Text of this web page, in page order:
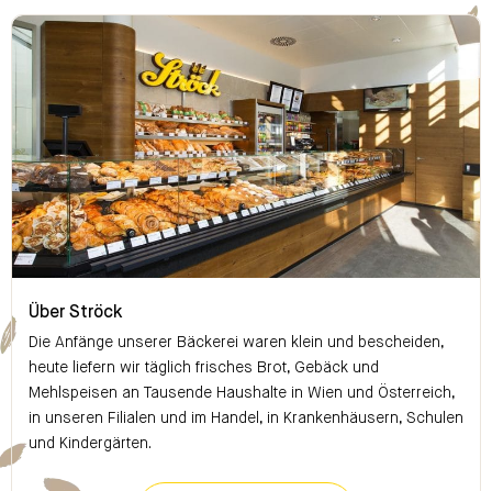
Über Ströck
Die Anfänge unserer Bäckerei waren klein und bescheiden,
heute liefern wir täglich frisches Brot, Gebäck und
Mehlspeisen an Tausende Haushalte in Wien und Österreich,
in unseren Filialen und im Handel, in Krankenhäusern, Schulen
und Kindergärten.